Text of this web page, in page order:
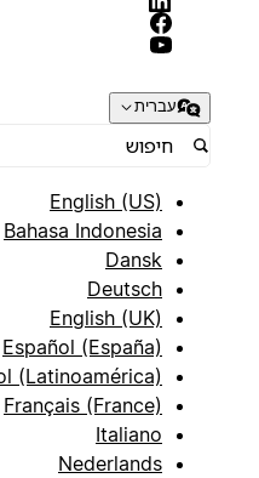
עברית
English (US)
Bahasa Indonesia
Dansk
Deutsch
English (UK)
Español (España)
(Latinoamérica)
Français (France)
Italiano
Nederlands